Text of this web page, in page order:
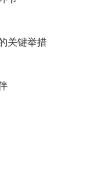
关键举措